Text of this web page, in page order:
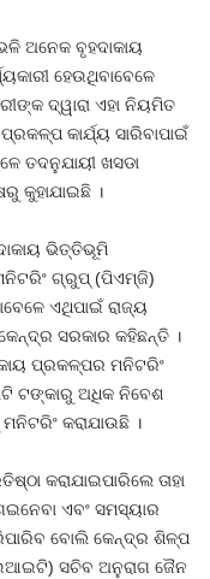
ଅନେକ ବୃହଦାକାୟ
ହେଉଥିବାବେଳେ
ଦ୍ୱାରା ଏହା ନିୟମିତ
କାର୍ଯ୍ୟ ସାରିବାପାଇଁ
ତଦନୁଯାୟୀ ଖସଡା
କୁହାଯାଇଛି ।
ଭିତ୍ତିଭୂମି
ଗ୍ରୁପ୍‍ (ପିଏମ୍‍ଜି)
ଏଥିପାଇଁ ରାଜ୍ୟ
ସରକାର କହିଛନ୍ତି ।
ପ୍ରକଳ୍ପର ମନିଟରିଂ
ଟଙ୍କାରୁ ଅଧିକ ନିବେଶ
କରାଯାଉଛି ।
କରାଯାଇପାରିଲେ ତାହା
ଏବଂ ସମସ୍ୟାର
ବୋଲି କେନ୍ଦ୍ର ଶିଳ୍ପ
ସଚିବ ଅନୁରାଗ ଜୈନ